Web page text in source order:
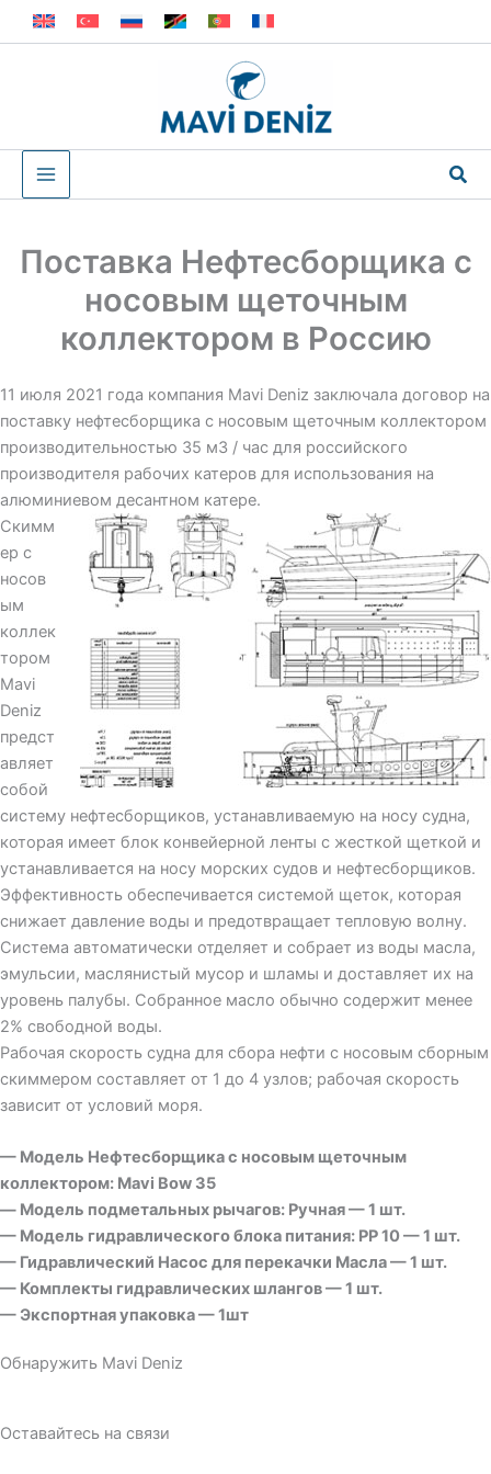
Перейти
к
Поставка Нефтесборщика с
носовым щеточным
коллектором в Россию
11 июля 2021 года компания Mavi Deniz заключала договор на
поставку нефтесборщика с носовым щеточным коллектором
производительностью 35 м3 / час для российского
производителя рабочих катеров для использования на
алюминиевом десантном катере.
Скимм
ер с
носов
ым
коллек
тором
Mavi
Deniz
предст
авляет
собой
систему нефтесборщиков, устанавливаемую на носу судна,
которая имеет блок конвейерной ленты с жесткой щеткой и
устанавливается на носу морских судов и нефтесборщиков.
Эффективность обеспечивается системой щеток, которая
снижает давление воды и предотвращает тепловую волну.
Система автоматически отделяет и собрает из воды масла,
эмульсии, маслянистый мусор и шламы и доставляет их на
уровень палубы. Собранное масло обычно содержит менее
2% свободной воды.
Рабочая скорость судна для сбора нефти с носовым сборным
скиммером составляет от 1 до 4 узлов; рабочая скорость
зависит от условий моря.
— Модель Нефтесборщика с носовым щеточным
коллектором: Mavi Bow 35
— Модель подметальных рычагов: Ручная — 1 шт.
— Модель гидравлического блока питания: PP 10 — 1 шт.
— Гидравлический Насос для перекачки Масла — 1 шт.
— Комплекты гидравлических шлангов — 1 шт.
— Экспортная упаковка — 1шт
Обнаружить Mavi Deniz
Оставайтесь на связи